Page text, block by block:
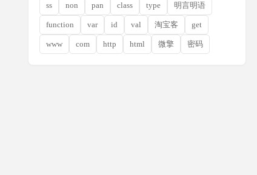
ss non pan class type 明言明语
function var id val 淘宝客 get
www com http html 微擎 密码